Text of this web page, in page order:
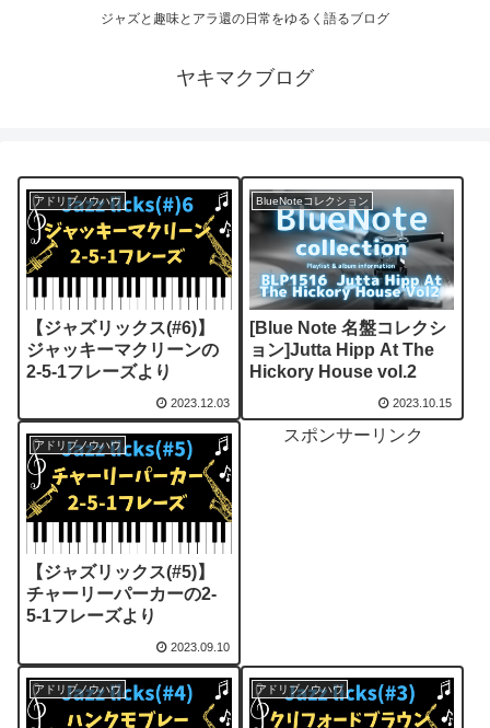
ジャズと趣味とアラ還の日常をゆるく語るブログ
ヤキマクブログ
アドリブノウハウ
【ジャズリックス(#6)】
ジャッキーマクリーンの
2-5-1フレーズより
2023.12.03
BlueNoteコレクション
[Blue Note 名盤コレクシ
ョン]Jutta Hipp At The
Hickory House vol.2
2023.10.15
アドリブノウハウ
【ジャズリックス(#5)】
チャーリーパーカーの2-
5-1フレーズより
2023.09.10
スポンサーリンク
アドリブノウハウ アドリブノウハウ